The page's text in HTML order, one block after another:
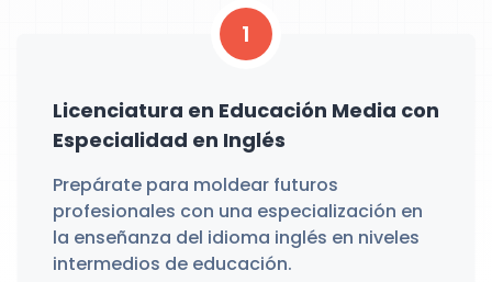
1
Licenciatura en Educación Media con
Especialidad en Inglés
Prepárate para moldear futuros
profesionales con una especialización en
la enseñanza del idioma inglés en niveles
intermedios de educación.